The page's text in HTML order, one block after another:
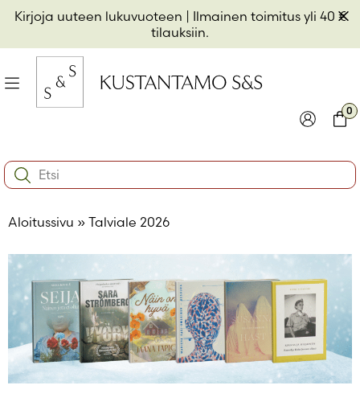
Kirjoja uuteen lukuvuoteen | Ilmainen toimitus yli 40 €
tilauksiin.
Hyppää
sisältöön
Valikko
Muista minut
Kirjaudu sisään
Salasana unohtunut?
0
Search:
Aloitussivu » Talviale 2026